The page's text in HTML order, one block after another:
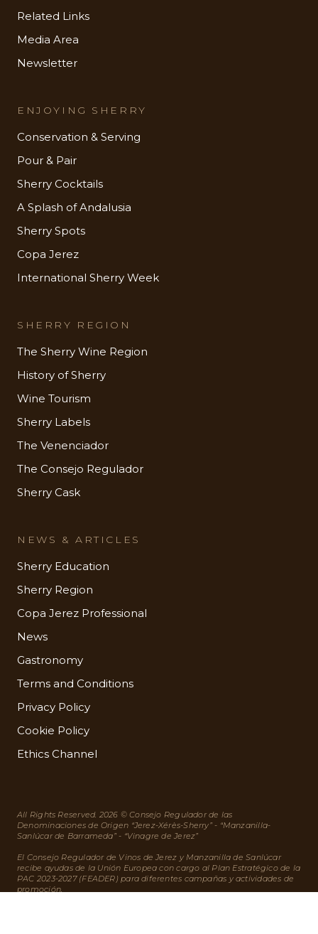
Related Links
Media Area
Newsletter
ENJOYING SHERRY
Conservation & Serving
Pour & Pair
Sherry Cocktails
A Splash of Andalusia
Sherry Spots
Copa Jerez
International Sherry Week
SHERRY REGION
The Sherry Wine Region
History of Sherry
Wine Tourism
Sherry Labels
The Venenciador
The Consejo Regulador
Sherry Cask
NEWS & ARTICLES
Sherry Education
Sherry Region
Copa Jerez Professional
News
Gastronomy
Terms and Conditions
Privacy Policy
Cookie Policy
Ethics Channel
All Rights Reserved. 2026 © Consejo Regulador de las
Denominaciones de Origen “Jerez-Xérès-Sherry” - “Manzanilla-
Sanlúcar de Barrameda” - “Vinagre de Jerez”
El Consejo Regulador de Vinos de Jerez y Manzanilla de Sanlúcar
recibe ayudas de la Unión Europea con cargo al Plan Estratégico de la
PAC 2023-2027 (FEADER) para diferentes campañas y actividades de
promoción.